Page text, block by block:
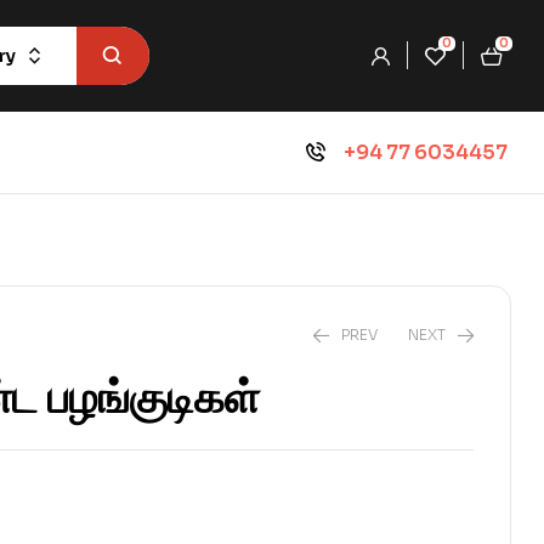
0 0
+94 77 6034457
PREV NEXT
₨280.0
₨252.0
பழங்குடிகள்